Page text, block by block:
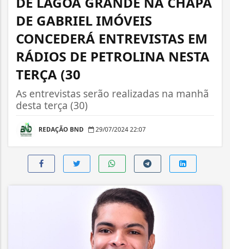
DE GABRIEL IMÓVEIS
CONCEDERÁ ENTREVISTAS EM
RÁDIOS DE PETROLINA NESTA
TERÇA (30
As entrevistas serão realizadas na manhã
desta terça (30)
REDAÇÃO BND 29/07/2024 22:07